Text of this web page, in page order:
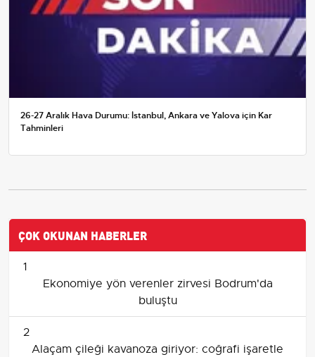
26-27 Aralık Hava Durumu: İstanbul, Ankara ve Yalova için Kar
Tahminleri
ÇOK OKUNAN HABERLER
1
Ekonomiye yön verenler zirvesi Bodrum'da
buluştu
2
Alaçam çileği kavanoza giriyor: coğrafi işaretle